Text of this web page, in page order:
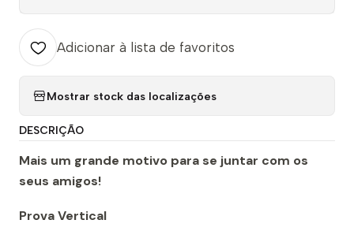
Adicionar à lista de favoritos
Mostrar stock das localizações
DESCRIÇÃO
Mais um grande motivo para se juntar com os
seus amigos!
Prova Vertical